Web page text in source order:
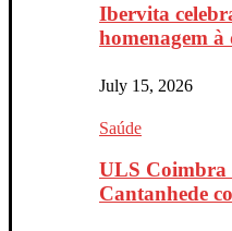
Ibervita
homenagem à
July 15, 2026
Saúde
ULS Coimbra
Cantanhede